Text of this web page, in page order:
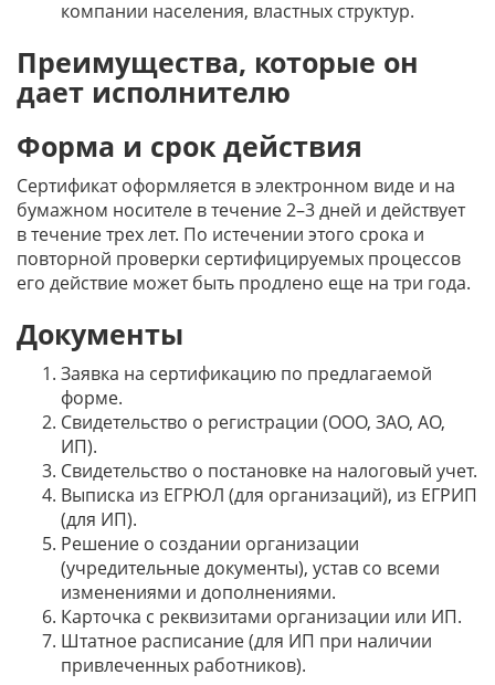
компании населения, властных структур.
Преимущества, которые он
дает исполнителю
Форма и срок действия
Сертификат оформляется в электронном виде и на
бумажном носителе в течение 2–3 дней и действует
в течение трех лет. По истечении этого срока и
повторной проверки сертифицируемых процессов
его действие может быть продлено еще на три года.
Документы
Заявка на сертификацию по предлагаемой
форме.
Свидетельство о регистрации (ООО, ЗАО, АО,
ИП).
Свидетельство о постановке на налоговый учет.
Выписка из ЕГРЮЛ (для организаций), из ЕГРИП
(для ИП).
Решение о создании организации
(учредительные документы), устав со всеми
изменениями и дополнениями.
Карточка с реквизитами организации или ИП.
Штатное расписание (для ИП при наличии
привлеченных работников).